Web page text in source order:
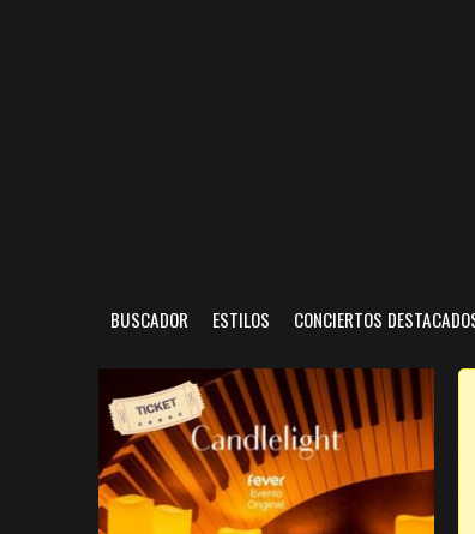
BUSCADOR ESTILOS CONCIERTOS